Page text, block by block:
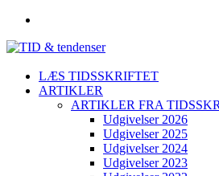
LÆS TIDSSKRIFTET
ARTIKLER
ARTIKLER FRA
Udgivelser 2026
Udgivelser 2025
Udgivelser 2024
Udgivelser 2023